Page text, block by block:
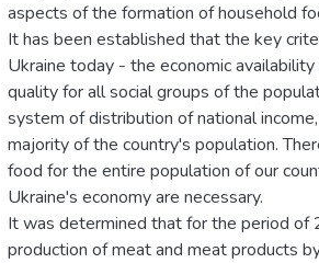
aspects of the formation of household
It has been established that the key
Ukraine today - the economic
quality for all social groups of the
system of distribution of national
majority of the country's population.
food for the entire population of our
Ukraine's economy are necessary.
It was determined that for the period
production of meat and meat products